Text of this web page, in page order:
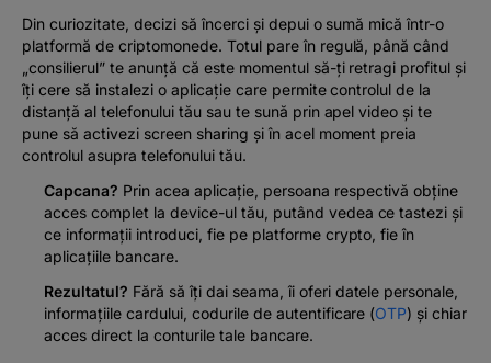
Din curiozitate, decizi să încerci și depui o sumă mică într-o
platformă de criptomonede. Totul pare în regulă, până când
„consilierul” te anunță că este momentul să-ți retragi profitul și
îți cere să instalezi o aplicație care permite controlul de la
distanță al telefonului tău sau te sună prin apel video și te
pune să activezi screen sharing și în acel moment preia
controlul asupra telefonului tău.
Capcana? Prin acea aplicație, persoana respectivă obține
acces complet la device-ul tău, putând vedea ce tastezi și
ce informații introduci, fie pe platforme crypto, fie în
aplicațiile bancare.
Rezultatul? Fără să îți dai seama, îi oferi datele personale,
informațiile cardului, codurile de autentificare (OTP) și chiar
acces direct la conturile tale bancare.